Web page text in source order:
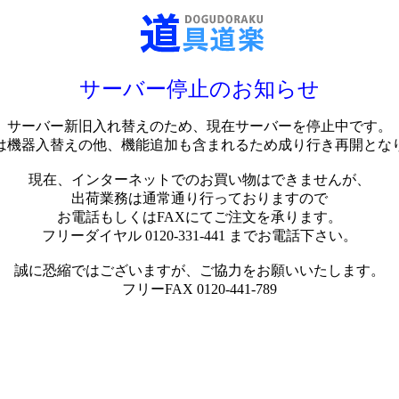
サーバー停止のお知らせ
サーバー新旧入れ替えのため、現在サーバーを停止中です。
機器入替えの他、機能追加も含まれるため成り行き再開とな
現在、インターネットでのお買い物はできませんが、
出荷業務は通常通り行っておりますので
お電話もしくはFAXにてご注文を承ります。
フリーダイヤル 0120-331-441 までお電話下さい。
誠に恐縮ではございますが、ご協力をお願いいたします。
フリーFAX 0120-441-789